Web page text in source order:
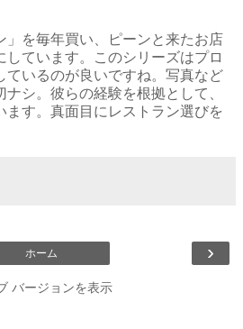
」を毎年買い、ピーンと来たお店
しています。このシリーズはプロ
ているのが良いですね。写真など
シ。彼らの経験を根拠として、
ます。真面目にレストラン選びを
›
ホーム
バージョンを表示